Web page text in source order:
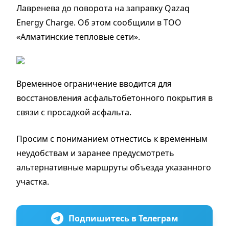
Лавренева до поворота на заправку Qazaq
Energy Charge. Об этом сообщили в ТОО
«Алматинские тепловые сети».
Временное ограничение вводится для
восстановления асфальтобетонного покрытия в
связи с просадкой асфальта.
Просим с пониманием отнестись к временным
неудобствам и заранее предусмотреть
альтернативные маршруты объезда указанного
участка.
Подпишитесь в Телеграм